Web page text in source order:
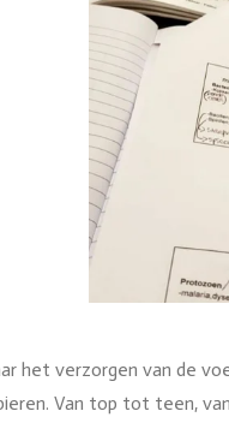
het verzorgen van de
Van top tot teen,